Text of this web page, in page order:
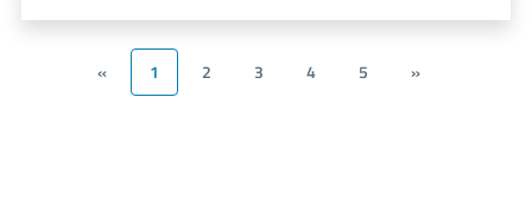
« 1 2 3 4 5 »